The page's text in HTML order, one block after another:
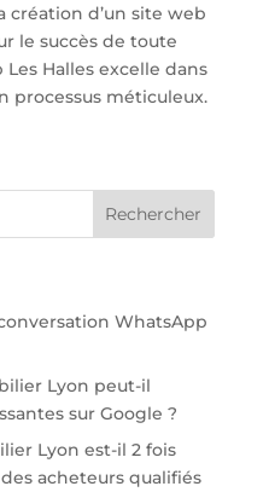
création d’un site web
le succès de toute
Halles excelle dans
processus méticuleux.
WhatsApp
Lyon peut-il
sur Google ?
Lyon est-il 2 fois
acheteurs qualifiés